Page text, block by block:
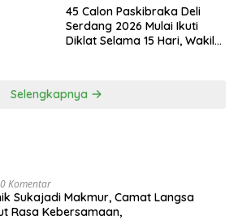
45 Calon Paskibraka Deli
Serdang 2026 Mulai Ikuti
Diklat Selama 15 Hari, Wakil
Selengkapnya
0 Komentar
Sukajadi Makmur, Camat Langsa
Rasa Kebersamaan,